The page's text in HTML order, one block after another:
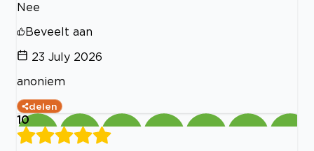
Nee
Beveelt aan
23 July 2026
anoniem
delen
10